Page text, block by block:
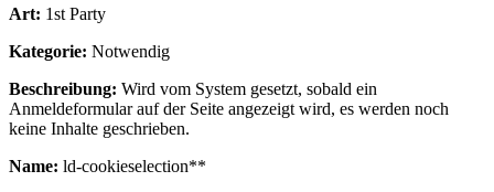
Art: 1st Party
Kategorie: Notwendig
Beschreibung: Wird vom System gesetzt, sobald ein
Anmeldeformular auf der Seite angezeigt wird, es werden noch
keine Inhalte geschrieben.
Name: ld-cookieselection**